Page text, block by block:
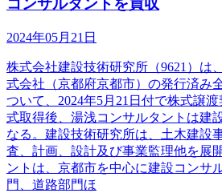
コンサルタントを買収
2024年05月21日
株式会社建設技術研究所（9621）は
式会社（京都府京都市）の発行済み
ついて、2024年5月21日付で株式譲
式取得後、湯浅コンサルタントは建
なる。建設技術研究所は、土木建設
査、計画、設計及び事業監理他を展
ントは、京都市を中心に建設コンサ
門、道路部門ほ